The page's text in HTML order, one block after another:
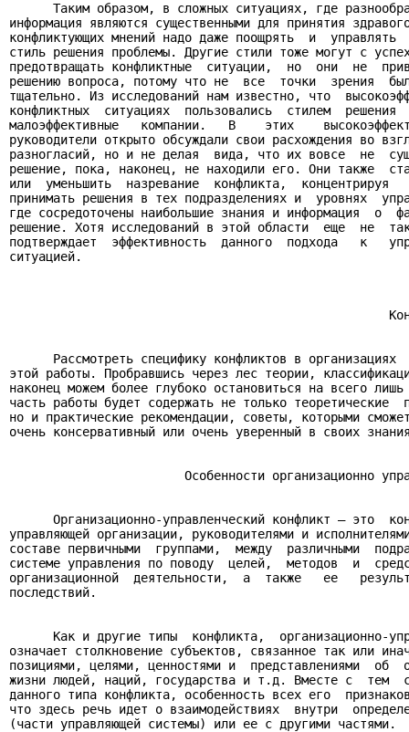
Таким образом, в сложных ситуациях, где
информация являются существенными для принятия
конфликтующих мнений надо даже поощрять  и  управлять
стиль решения проблемы. Другие стили тоже могут с
предотвращать конфликтные  ситуации,  но  они  не
решению вопроса, потому что не  все  точки  зрения
тщательно. Из исследований нам известно, что
конфликтных  ситуациях  пользовались  стилем
малоэффективные   компании.   В    этих
руководители открыто обсуждали свои расхождения во
разногласий, но и не делая  вида, что их вовсе  не
решение, пока, наконец, не находили его. Они также
или  уменьшить  назревание  конфликта,  концентрируя
принимать решения в тех подразделениях и  уровнях
где сосредоточены наибольшие знания и информация  о
решение. Хотя исследований в этой области  еще  не
подтверждает  эффективность  данного  подхода   к
ситуацией.
Рассмотреть специфику конфликтов в организациях
этой работы. Пробравшись через лес теории,
наконец можем более глубоко остановиться на всего
часть работы будет содержать не только теоретические
но и практические рекомендации, советы, которыми
очень консервативный или очень уверенный в своих
Особенности организационно
Организационно-управленческий конфликт — это
управляющей организации, руководителями и
составе первичными  группами,  между  различными
системе управления по поводу  целей,  методов  и
организационной  деятельности,  а  также   ее
последствий.
Как и другие типы  конфликта,  организационно-
означает столкновение субъектов, связанное так или
позициями, целями, ценностями и  представлениями  об
жизни людей, наций, государства и т.д. Вместе с  тем
данного типа конфликта, особенность всех его
что здесь речь идет о взаимодействиях  внутри
(части управляющей системы) или ее с другими частями.